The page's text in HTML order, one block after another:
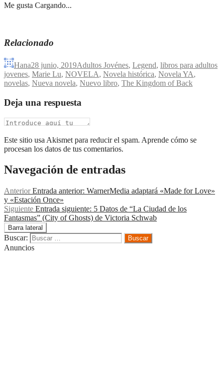
Me gusta Cargando...
Relacionado
Hana28 junio, 2019Adultos Jovénes, Legend, libros para adultos
jovenes, Marie Lu, NOVELA, Novela histórica, Novela YA,
novelas, Nueva novela, Nuevo libro, The Kingdom of Back
Deja una respuesta
Este sitio usa Akismet para reducir el spam. Aprende cómo se
procesan los datos de tus comentarios.
Navegación de entradas
Anterior Entrada anterior: WarnerMedia adaptará «Made for Love»
y «Estación Once»
Siguiente Entrada siguiente: 5 Datos de “La Ciudad de los
Fantasmas” (City of Ghosts) de Victoria Schwab
Barra lateral
Buscar:
Anuncios